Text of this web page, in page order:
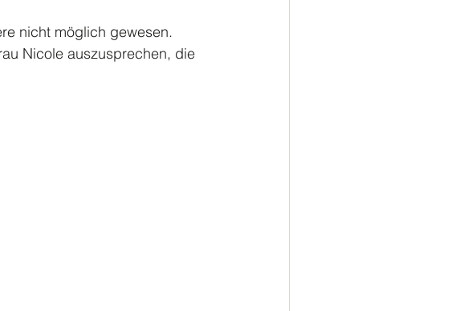
nicht möglich gewesen.
Nicole auszusprechen, die